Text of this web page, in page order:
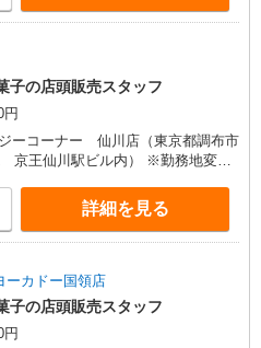
子の店頭販売スタッフ
円
ーコーナー 仙川店（東京都調布市
川駅ビル内） ※勤務地変更
詳細を見る
カドー国領店
子の店頭販売スタッフ
円